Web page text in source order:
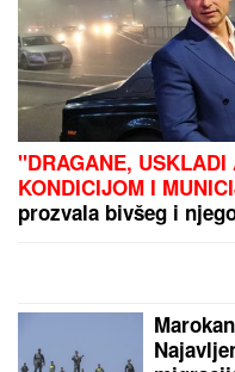
FOLK PEVAČICA